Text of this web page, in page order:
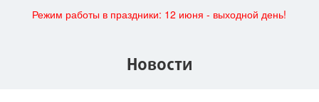
Режим работы в праздники: 12 июня - выходной день!
Новости